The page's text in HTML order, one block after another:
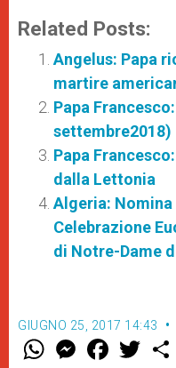
Related Posts:
Angelus: Papa
martire
Papa
settembre2018)
Papa
dalla Lettonia
Algeria: Nomina
Celebrazione
di Notre-Dame
GIUGNO 25, 2017 14:43
W M
e
F
a w